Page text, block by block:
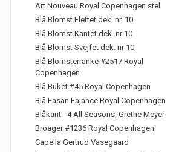
Art Nouveau Royal Copenhagen stel
Blå Blomst Flettet dek. nr. 10
Blå Blomst Kantet dek. nr 10
Blå Blomst Svejfet dek. nr 10
Blå Blomsterranke #2517 Royal
Copenhagen
Blå Buket #45 Royal Copenhagen
Blå Fasan Fajance Royal Copenhagen
Blåkant - 4 All Seasons, Grethe Meyer
Broager #1236 Royal Copenhagen
Capella Gertrud Vasegaard